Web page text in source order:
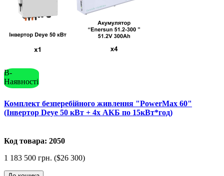
В-
Наявності
Комплект безперебійного живлення "PowerMax 60"
(Інвертор Deye 50 кВт + 4x АКБ по 15кВт*год)
Код товара: 2050
1 183 500 грн. ($26 300)